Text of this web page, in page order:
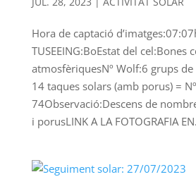
Hora de captació
TUSEEING:BoEstat del cel:Bones
atmosfèriquesNº Wolf:6 grups
14 taques solars (amb porus) =
74Observació:Descens de
i porusLINK A LA FOTOGRAFIA